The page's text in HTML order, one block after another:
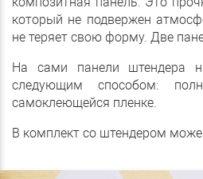
который не подвержен
не теряет свою форму. Две
На сами панели штендера
следующим способом:
самоклеющейся пленке.
В комплект со штендером